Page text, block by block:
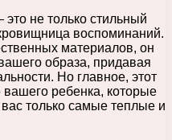
не только стильный
воспоминаний.
материалов, он
образа, придавая
Но главное, этот
ребенка, которые
только самые теплые и